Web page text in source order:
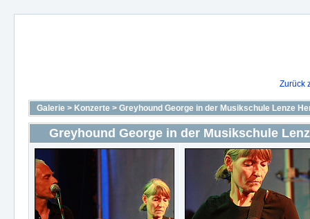
Zurück
Galerie > Konzerte > Greyhound George in der Musikschule Lenze
Greyhound George in der Musikschule